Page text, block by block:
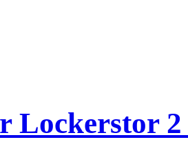
Lockerstor